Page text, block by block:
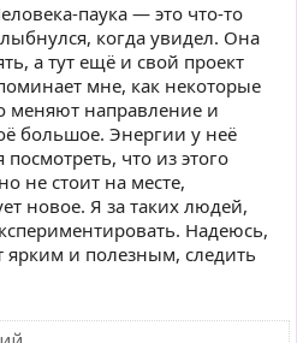
паука — это что-то
когда увидел. Она
а тут ещё и свой проект
мне, как некоторые
меняют направление и
большое. Энергии у неё
посмотреть, что из этого
не стоит на месте,
новое. Я за таких людей,
Надеюсь,
ярким и полезным, следить